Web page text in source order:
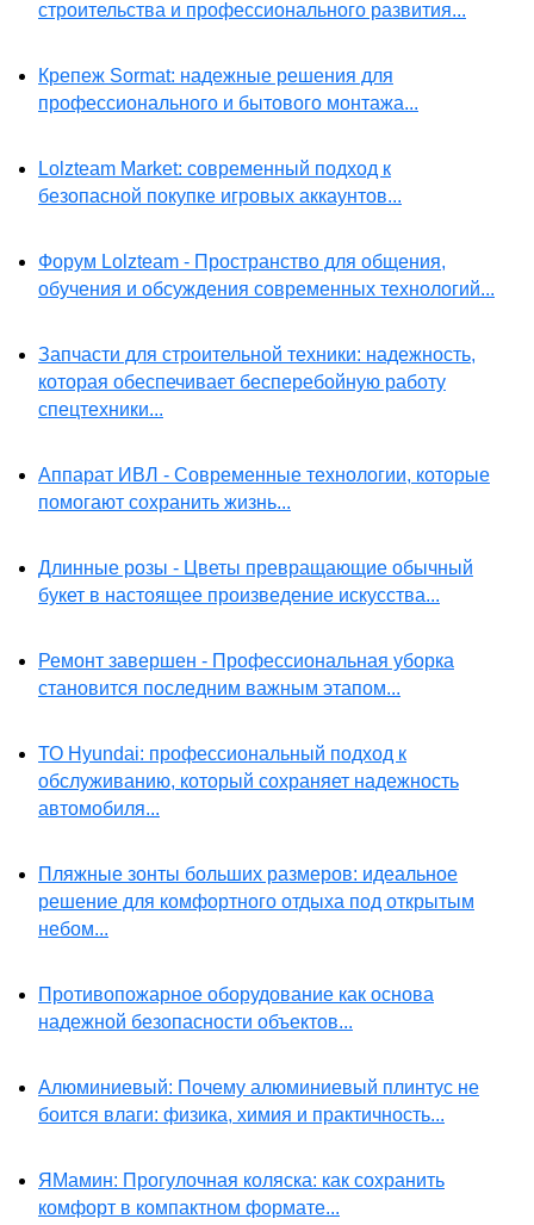
строительства и профессионального развития...
Крепеж Sormat: надежные решения для
профессионального и бытового монтажа...
Lolzteam Market: современный подход к
безопасной покупке игровых аккаунтов...
Форум Lolzteam - Пространство для общения,
обучения и обсуждения современных технологий...
Запчасти для строительной техники: надежность,
которая обеспечивает бесперебойную работу
спецтехники...
Аппарат ИВЛ - Современные технологии, которые
помогают сохранить жизнь...
Длинные розы - Цветы превращающие обычный
букет в настоящее произведение искусства...
Ремонт завершен - Профессиональная уборка
становится последним важным этапом...
ТО Hyundai: профессиональный подход к
обслуживанию, который сохраняет надежность
автомобиля...
Пляжные зонты больших размеров: идеальное
решение для комфортного отдыха под открытым
небом...
Противопожарное оборудование как основа
надежной безопасности объектов...
Алюминиевый: Почему алюминиевый плинтус не
боится влаги: физика, химия и практичность...
ЯМамин: Прогулочная коляска: как сохранить
комфорт в компактном формате...